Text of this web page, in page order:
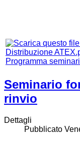
Programma
Seminario
rinvio
Dettagli
Pubblicato